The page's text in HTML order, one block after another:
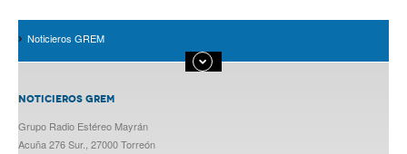
Noticieros GREM
NOTICIEROS GREM
Grupo Radio Estéreo Mayrán
Acuña 276 Sur., 27000 Torreón